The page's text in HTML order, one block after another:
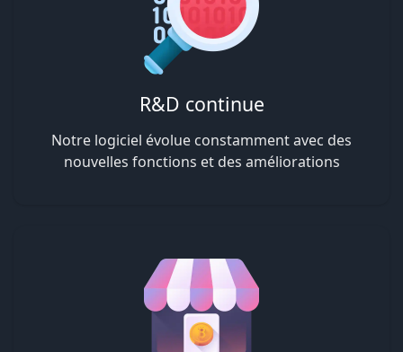
R&D continue
Notre logiciel évolue constamment avec des
nouvelles fonctions et des améliorations